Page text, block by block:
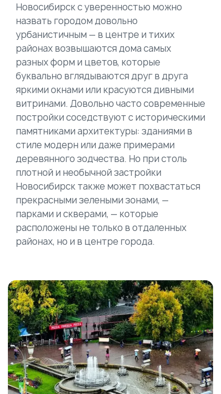
Новосибирск с уверенностью можно
назвать городом довольно
урбанистичным — в центре и тихих
районах возвышаются дома самых
разных форм и цветов, которые
буквально вглядываются друг в друга
яркими окнами или красуются дивными
витринами. Довольно часто современные
постройки соседствуют с историческими
памятниками архитектуры: зданиями в
стиле модерн или даже примерами
деревянного зодчества. Но при столь
плотной и необычной застройки
Новосибирск также может похвастаться
прекрасными зелеными зонами, —
парками и скверами, — которые
расположены не только в отдаленных
районах, но и в центре города.